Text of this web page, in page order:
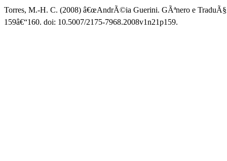
Torres, M.-H. C. (2008) â€œAndrÃ©ia Guerini. GÃªnero e
159â€“160. doi: 10.5007/2175-7968.2008v1n21p159.